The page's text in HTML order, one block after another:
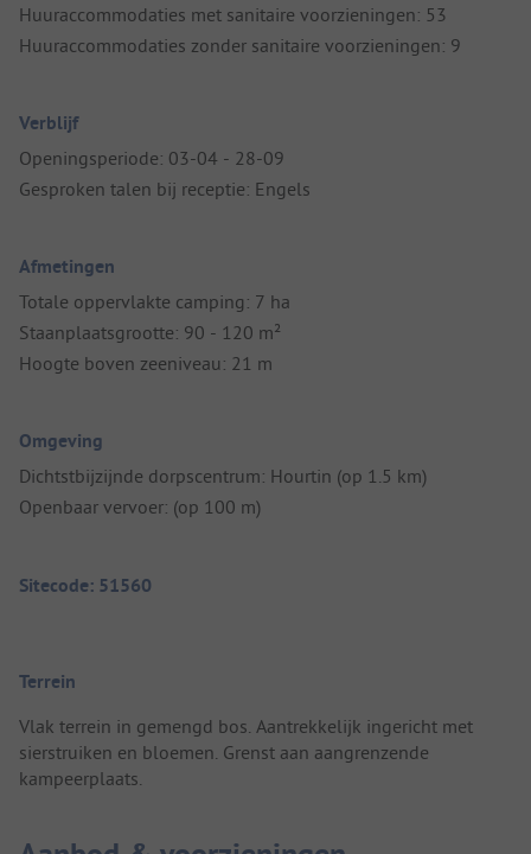
Huuraccommodaties met sanitaire voorzieningen: 53
Huuraccommodaties zonder sanitaire voorzieningen: 9
Verblijf
Openingsperiode: 03-04 - 28-09
Gesproken talen bij receptie: Engels
Afmetingen
Totale oppervlakte camping: 7 ha
Staanplaatsgrootte: 90 - 120 m²
Hoogte boven zeeniveau: 21 m
Omgeving
Dichtstbijzijnde dorpscentrum: Hourtin (op 1.5 km)
Openbaar vervoer: (op 100 m)
Sitecode: 51560
Terrein
Vlak terrein in gemengd bos. Aantrekkelijk ingericht met
sierstruiken en bloemen. Grenst aan aangrenzende
kampeerplaats.